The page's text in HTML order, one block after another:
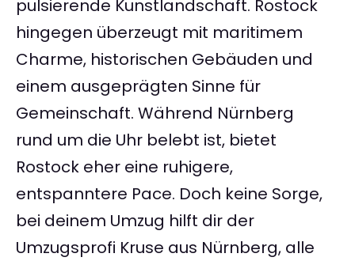
pulsierende Kunstlandschaft. Rostock
hingegen überzeugt mit maritimem
Charme, historischen Gebäuden und
einem ausgeprägten Sinne für
Gemeinschaft. Während Nürnberg
rund um die Uhr belebt ist, bietet
Rostock eher eine ruhigere,
entspanntere Pace. Doch keine Sorge,
bei deinem Umzug hilft dir der
Umzugsprofi Kruse aus Nürnberg, alle